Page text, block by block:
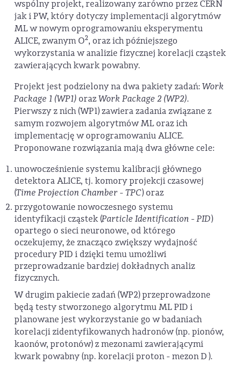
wspólny projekt, realizowany zarówno przez CERN
jak i PW, który dotyczy implementacji algorytmów
ML w nowym oprogramowaniu eksperymentu
ALICE, zwanym O2, oraz ich późniejszego
wykorzystania w analizie fizycznej korelacji cząstek
zawierających kwark powabny.
Projekt jest podzielony na dwa pakiety zadań: Work
Package 1 (WP1) orazWork Package 2(WP2).
Pierwszy z nich (WP1) zawiera zadania związane z
samym rozwojem algorytmów ML oraz ich
implementację w oprogramowaniu ALICE.
Proponowane rozwiązania mają dwa główne cele:
unowocześnienie systemu kalibracji głównego
detektora ALICE, tj. komory projekcji czasowej
(Time Projection Chamber - TPC) oraz
przygotowanie nowoczesnego systemu
identyfikacji cząstek (Particle Identification - PID)
opartego o sieci neuronowe, od którego
oczekujemy, że znacząco zwiększy wydajność
procedury PID i dzięki temu umożliwi
przeprowadzanie bardziej dokładnych analiz
fizycznych.
W drugim pakiecie zadań (WP2) przeprowadzone
będą testy stworzonego algorytmu ML PID i
planowane jest wykorzystanie go w badaniach
korelacji zidentyfikowanych hadronów (np. pionów,
kaonów, protonów) z mezonami zawierającymi
kwark powabny (np. korelacji proton - mezon D).